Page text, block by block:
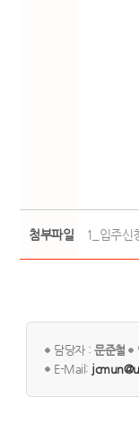
첨부파일 1_입주신
담당자 :문준철
E-Mail: